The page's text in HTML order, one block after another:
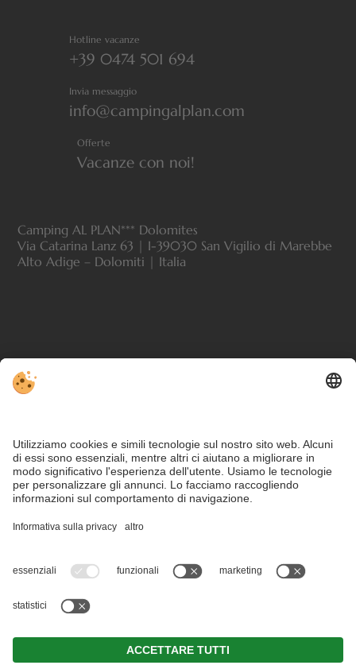
Hotline vacanze
+39 0474 501 694
Invia messaggio
info@campingalplan.com
Offerte
Vacanze con noi!
Camping AL PLAN*** Dolomites
Via Catarina Lanz 63 | I-39030 San Vigilio di Marebbe
Alto Adige – Dolomiti | Italia
Part. IVA IT01534660210 . CIN: IT021047B12C5Y26E7 . Note legali
accessibilità.© Webdesign by